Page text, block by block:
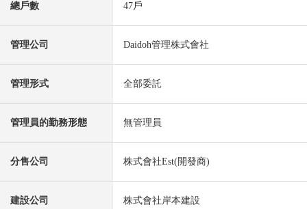
總戶數 47戶
管理公司 Daidoh管理株式會社
管理形式 全部委託
管理員的勤務形態 無管理員
分售公司 株式會社Est(開發商)
建設公司 株式會社岸本建設